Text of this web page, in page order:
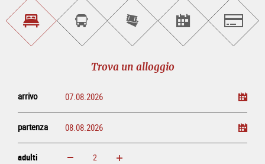
Trova
un
alloggio
Prenota
un
sightseeing
Compra
biglietti
Trova
gli
eventi
Trova un alloggio
arrivo
partenza
adulti ingrandisci diminuisci